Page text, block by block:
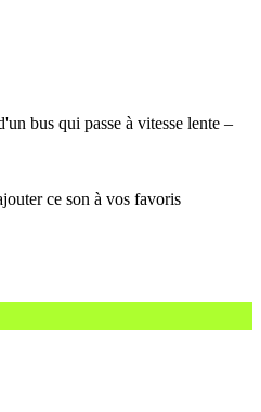
bus qui passe à vitesse lente –